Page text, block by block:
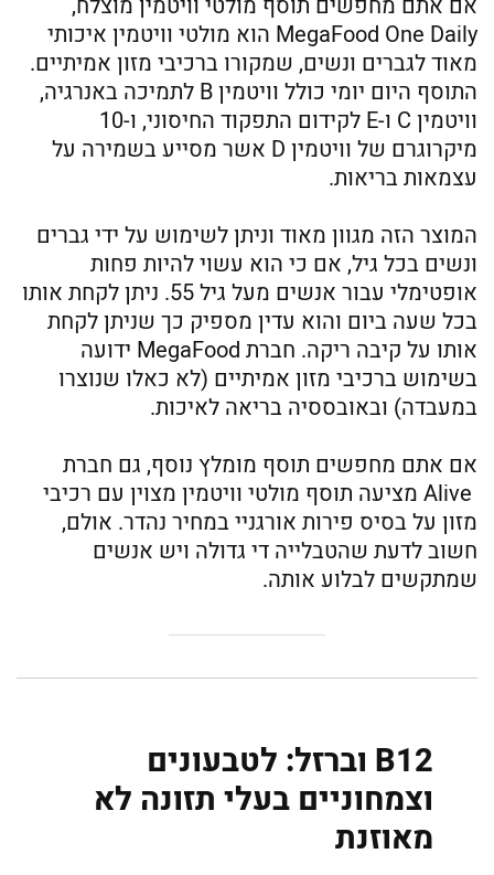
MegaFood One Daily הוא מולטי וויטמין איכותי
מאוד לגברים ונשים, שמקורו ברכיבי מזון אמיתיים.
התוסף היום יומי כולל וויטמין B לתמיכה באנרגיה,
וויטמין C ו-E לקידום התפקוד החיסוני, ו-10
מיקרוגרם של וויטמין D אשר מסייע בשמירה על
עצמאות בריאות.
המוצר הזה מגוון מאוד וניתן לשימוש על ידי גברים
ונשים בכל גיל, אם כי הוא עשוי להיות פחות
אופטימלי עבור אנשים מעל גיל 55. ניתן לקחת אותו
בכל שעה ביום והוא עדין מספיק כך שניתן לקחת
אותו על קיבה ריקה. חברת MegaFood ידועה
בשימוש ברכיבי מזון אמיתיים (לא כאלו שנוצרו
במעבדה) ובאובססיה בריאה לאיכות.
אם אתם מחפשים תוסף מומלץ נוסף, גם חברת
Alive מציעה תוסף מולטי וויטמין מצוין עם רכיבי
מזון על בסיס פירות אורגניי במחיר נהדר. אולם,
חשוב לדעת שהטבלייה די גדולה ויש אנשים
שמתקשים לבלוע אותה.
B12 וברזל: לטבעונים
וצמחוניים בעלי תזונה לא
מאוזנת